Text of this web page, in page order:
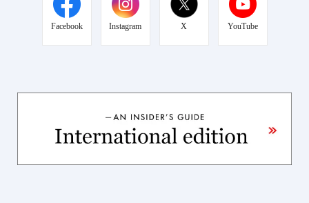
Facebook Instagram X YouTube